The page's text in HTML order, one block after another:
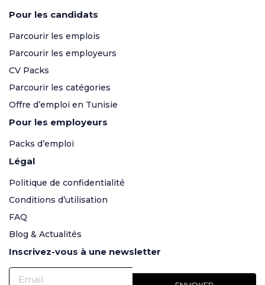
Pour les candidats
Parcourir les emplois
Parcourir les employeurs
CV Packs
Parcourir les catégories
Offre d’emploi en Tunisie
Pour les employeurs
Packs d’emploi
Légal
Politique de confidentialité
Conditions d’utilisation
FAQ
Blog & Actualités
Inscrivez-vous à une newsletter